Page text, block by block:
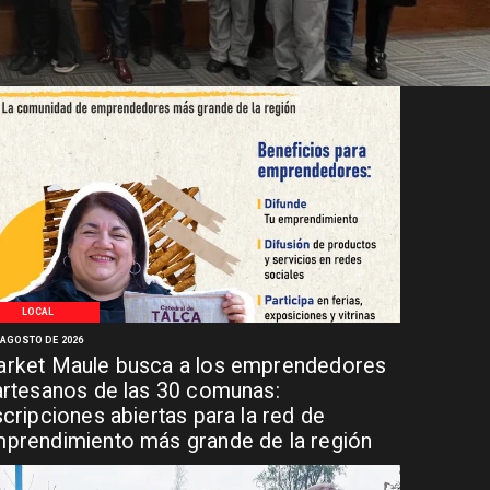
LOCAL
Maule busca a los emprendedores
de las 30 comunas:
abiertas para la red de
más grande de la región
DE 2026